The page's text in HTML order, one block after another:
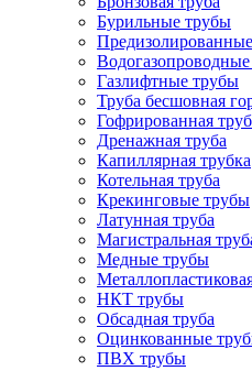
Бурильные трубы
Газлифтные трубы
Труба бесшовная
Гофрированная
Дренажная труба
Капиллярная трубка
Котельная труба
Крекинговые трубы
Латунная труба
Магистральная
Медные трубы
НКТ трубы
Обсадная труба
Оцинкованные
ПВХ трубы